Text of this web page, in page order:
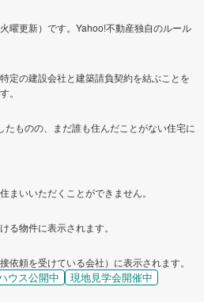
曜更新）です。Yahoo!不動産独自のルール
定の建設会社と建築請負契約を結ぶことを
。
ものの、まだ誰も住んだことがない住宅に
まいいただくことができません。
る物件に表示されます。
依頼を受けている会社）に表示されます。
ウス公開中
現地見学会開催中